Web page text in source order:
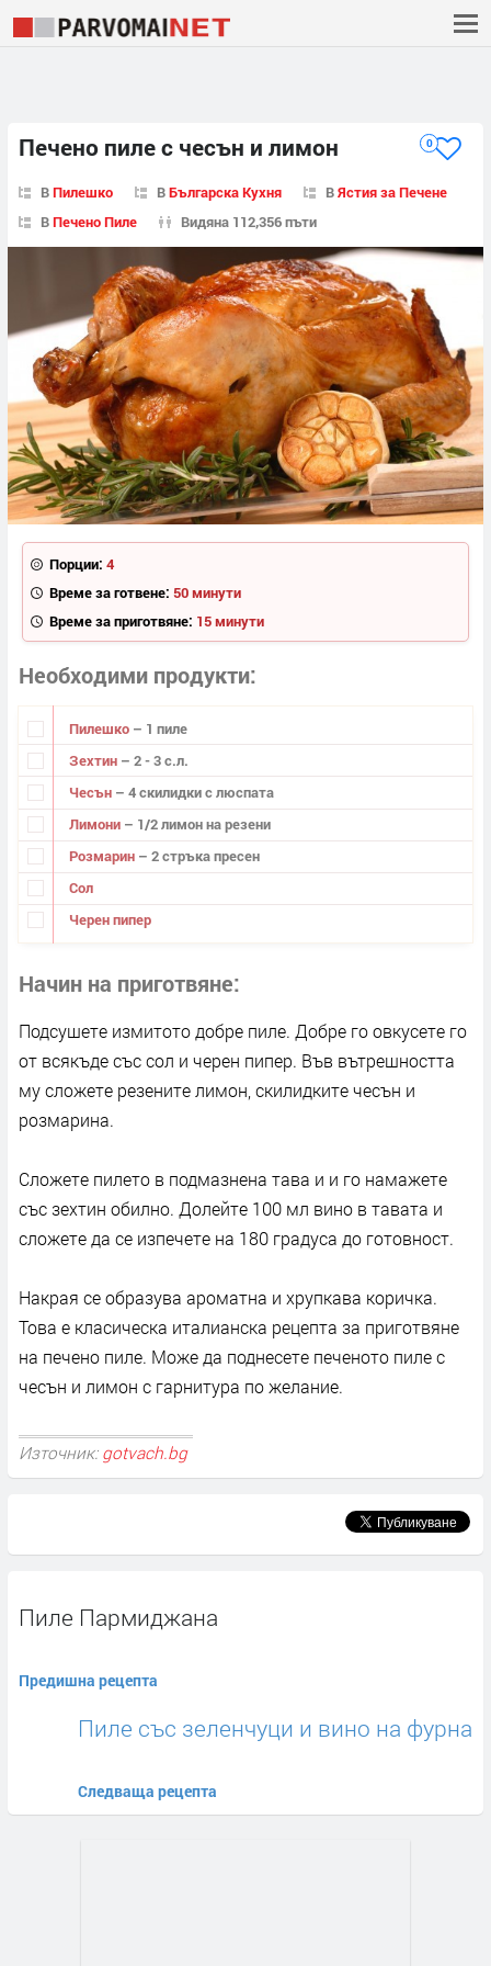
Печено пиле с чесън и лимон 0
ВПилешко ВБългарска Кухня ВЯстия за Печене
ВПечено Пиле Видяна 112,356 пъти
Порции: 4
Време за готвене: 50 минути
Време за приготвяне: 15 минути
Необходими продукти
Пилешко – 1 пиле
Зехтин – 2 - 3 с.л.
Чесън – 4 скилидки с люспата
Лимони – 1/2 лимон на резени
Розмарин – 2 стръка пресен
Сол
Черен пипер
Начин на приготвяне
Подсушете измитото добре пиле. Добре го овкусете го
от всякъде със сол и черен пипер. Във вътрешността
му сложете резените лимон, скилидките чесън и
розмарина.
Сложете пилето в подмазнена тава и и го намажете
със зехтин обилно. Долейте 100 мл вино в тавата и
сложете да се изпечете на 180 градуса до готовност.
Накрая се образува ароматна и хрупкава коричка.
Това е класическа италианска рецепта за приготвяне
на печено пиле. Може да поднесете печеното пиле с
чесън и лимон с гарнитура по желание.
Източник: gotvach.bg
Пиле Пармиджана
Предишна рецепта
Пиле със зеленчуци и вино на фурна
Следваща рецепта